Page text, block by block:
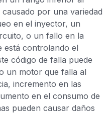
por una variedad
en el inyector, un
o un fallo en la
está controlando el
código de falla puede
un motor que falla al
incremento en las
en el consumo de
pueden causar daños